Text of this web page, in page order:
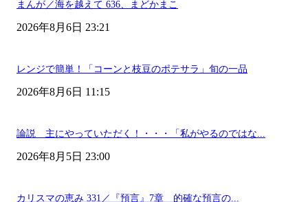
まんが／海を越えて 636、まどかまこ
2026年8月6日 23:21
レンジで簡単！「コーンと枝豆のポテサラ」旬の一品
2026年8月6日 11:15
論説 主にやっていただく！・・・「私がやるのではな...
2026年8月5日 23:00
カリスマの恵み 331／『預言』7章 的確な預言の...